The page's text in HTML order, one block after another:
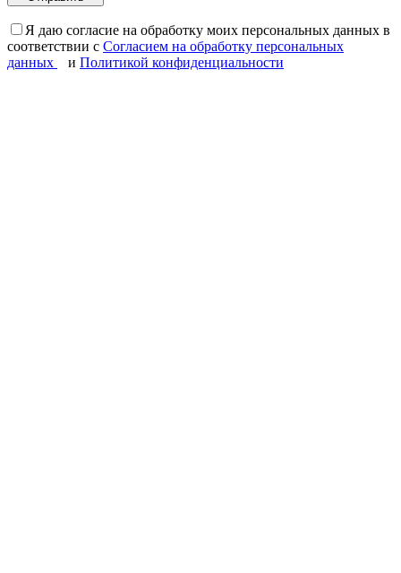
Я даю согласие на обработку моих персональных данных в
соответствии с Согласием на обработку персональных
данных
и Политикой конфиденциальности